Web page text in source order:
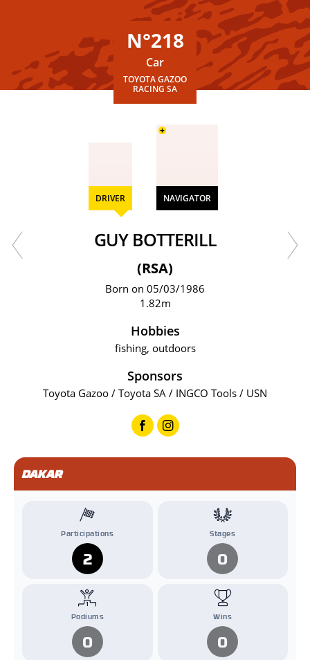
N°218
Car
TOYOTA GAZOO
RACING SA
DRIVER NAVIGATOR
+
GUY BOTTERILL
(RSA)
Born on 05/03/1986
1.82m
Hobbies
fishing, outdoors
Sponsors
Toyota Gazoo / Toyota SA / INGCO Tools / USN
DAKAR
Participations
2
Stages
0
Podiums
0
Wins
0